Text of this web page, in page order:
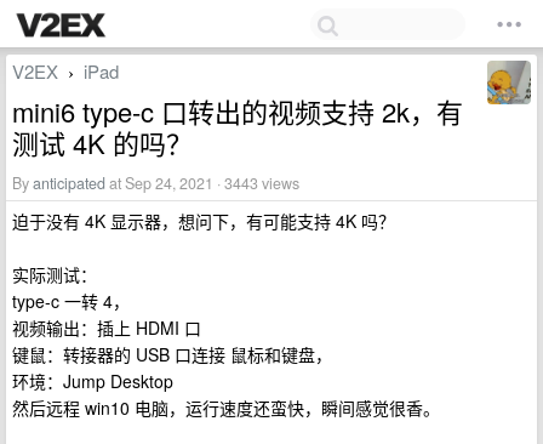
V2EX › iPad
mini6 type-c 口转出的视频支持 2k，有
测试 4K 的吗？
Byanticipated at Sep 24, 2021 · 3443 views
迫于没有 4K 显示器，想问下，有可能支持 4K 吗？
实际测试：
type-c 一转 4，
视频输出：插上 HDMI 口
键鼠：转接器的 USB 口连接 鼠标和键盘，
环境：Jump Desktop
然后远程 win10 电脑，运行速度还蛮快，瞬间感觉很香。